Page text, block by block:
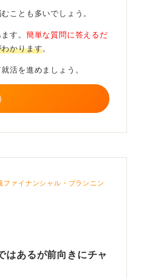
献」を明確にしよう
言語化してみることをおす
をやりたいのか、誰にどの
○○な人に着てほしい」と
明確で、どのように貢献で
職種があるのか、それぞれ
調べてみましょう。
ことも多いでしょう。
す。 簡単な質問に答えるだ
かります。
活を進めましょう。
ァイナンシャル・プランニン
はあるが前向きにチャ